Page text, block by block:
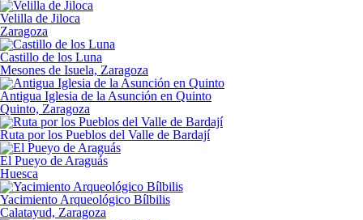
Velilla de Jiloca
Zaragoza
Castillo de los Luna
Mesones de Isuela, Zaragoza
Antigua Iglesia de la Asunción en Quinto
Quinto, Zaragoza
Ruta por los Pueblos del Valle de Bardají
El Pueyo de Araguás
Huesca
Yacimiento Arqueológico Bílbilis
Calatayud, Zaragoza